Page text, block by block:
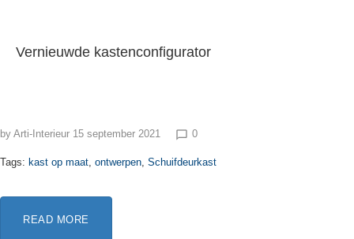
Vernieuwde kastenconfigurator
by Arti-Interieur 15 september 2021 chat_bubble_outline 0
Tags: kast op maat, ontwerpen, Schuifdeurkast
READ MORE